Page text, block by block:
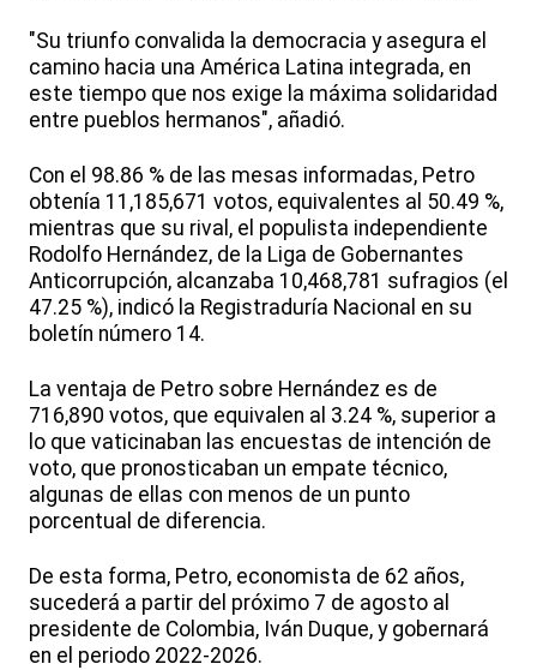
"Su triunfo convalida la democracia y asegura el
camino hacia una América Latina integrada, en
este tiempo que nos exige la máxima solidaridad
entre pueblos hermanos", añadió.
Con el 98.86 % de las mesas informadas, Petro
obtenía 11,185,671 votos, equivalentes al 50.49 %,
mientras que su rival, el populista independiente
Rodolfo Hernández, de la Liga de Gobernantes
Anticorrupción, alcanzaba 10,468,781 sufragios (el
47.25 %), indicó la Registraduría Nacional en su
boletín número 14.
La ventaja de Petro sobre Hernández es de
716,890 votos, que equivalen al 3.24 %, superior a
lo que vaticinaban las encuestas de intención de
voto, que pronosticaban un empate técnico,
algunas de ellas con menos de un punto
porcentual de diferencia.
De esta forma, Petro, economista de 62 años,
sucederá a partir del próximo 7 de agosto al
presidente de Colombia, Iván Duque, y gobernará
en el periodo 2022-2026.